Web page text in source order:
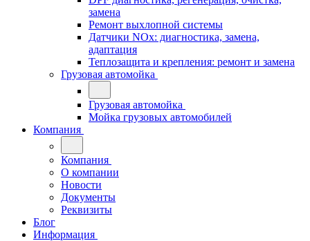
замена
Ремонт выхлопной системы
Датчики NOx: диагностика, замена,
адаптация
Теплозащита и крепления: ремонт и замена
Грузовая автомойка
Грузовая автомойка
Мойка грузовых автомобилей
Компания
Компания
О компании
Новости
Документы
Реквизиты
Блог
Информация